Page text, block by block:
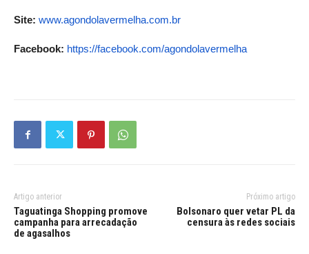
Site: www.agondolavermelha.com.br
Facebook: https://facebook.com/agondolavermelha
Artigo anterior
Taguatinga Shopping promove
campanha para arrecadação
de agasalhos
Próximo artigo
Bolsonaro quer vetar PL da
censura às redes sociais